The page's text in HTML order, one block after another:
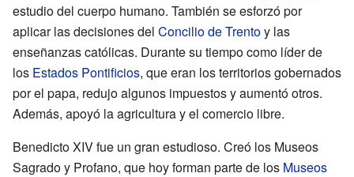
estudio del cuerpo humano. También se esforzó por
aplicar las decisiones del Concilio de Trentoy las
enseñanzas católicas. Durante su tiempo como líder de
los Estados Pontificios, que eran los territorios gobernados
por el papa, redujo algunos impuestos y aumentó otros.
Además, apoyó la agricultura y el comercio libre.
Benedicto XIV fue un gran estudioso. Creó los Museos
Sagrado y Profano, que hoy forman parte de los Museos